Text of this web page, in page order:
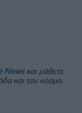
Newsκαι μάθετε
και τον κόσμο.